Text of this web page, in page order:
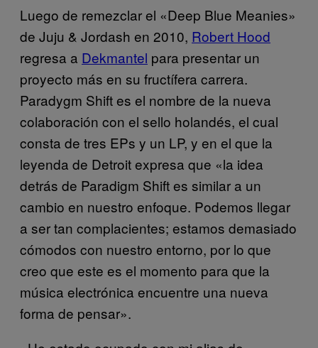
Luego de remezclar el «Deep Blue Meanies»
de Juju & Jordash en 2010, Robert Hood
regresa a Dekmantel para presentar un
proyecto más en su fructífera carrera.
Paradygm Shift es el nombre de la nueva
colaboración con el sello holandés, el cual
consta de tres EPs y un LP, y en el que la
leyenda de Detroit expresa que «la idea
detrás de Paradigm Shift es similar a un
cambio en nuestro enfoque. Podemos llegar
a ser tan complacientes; estamos demasiado
cómodos con nuestro entorno, por lo que
creo que este es el momento para que la
música electrónica encuentre una nueva
forma de pensar».